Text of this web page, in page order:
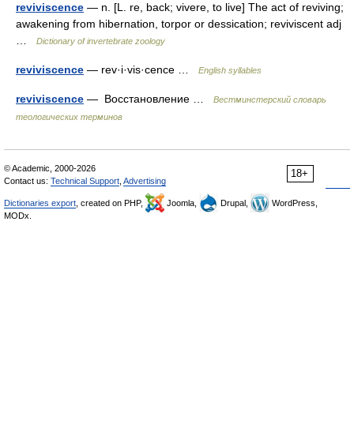
reviviscence — n. [L. re, back; vivere, to live] The act of reviving;
awakening from hibernation, torpor or dessication; reviviscent adj
Dictionary of invertebrate zoology
reviviscence — rev·i·vis·cence … English syllables
reviviscence — Восстановление …
Вестминстерский словарь
теологических терминов
18+
© Academic, 2000-2026
Contact us: Technical Support Advertising
Dictionaries export , created on PHP, Joomla, Drupal,
WordPress,
MODx.